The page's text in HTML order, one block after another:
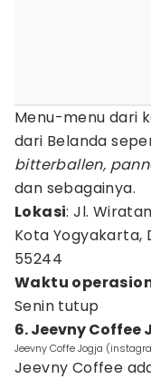
Menu-menu dari
dari Belanda
bitterballen,
dan sebagainya.
Lokasi: Jl.
Kota Yogyakarta,
55244
Waktu
Senin tutup
6. Jeevny Coffee
Jeevny Coffe Jogja
Jeevny Coffee